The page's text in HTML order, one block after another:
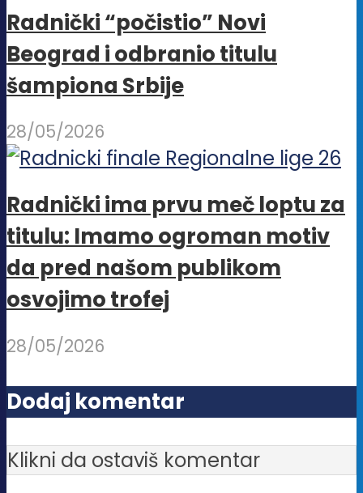
Radnički “počistio” Novi
Beograd i odbranio titulu
šampiona Srbije
28/05/2026
Radnički ima prvu meč loptu za
titulu: Imamo ogroman motiv
da pred našom publikom
osvojimo trofej
28/05/2026
Dodaj komentar
Klikni da ostaviš komentar